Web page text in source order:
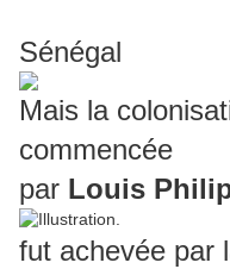
L'Île de
Sénégal
Mais la
commencée
par Louis
fut achevée par